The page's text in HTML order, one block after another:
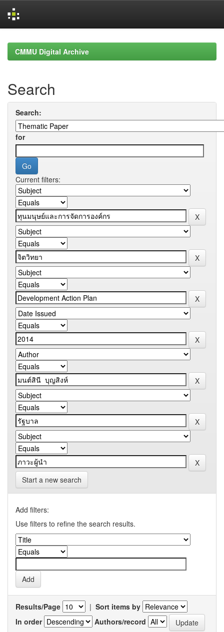
navigationCMMU Digital Archive
Search
Search:
for
Current filters:
Start a new search
Add filters:
Use filters to refine the search results.
Results/Page | Sort items by
In order
Authors/record